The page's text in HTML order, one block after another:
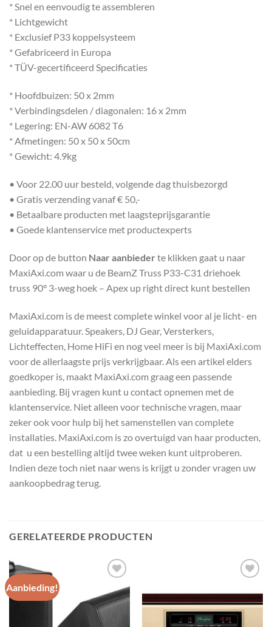
* Snel en eenvoudig te assembleren
* Lichtgewicht
* Exclusief P33 koppelsysteem
* Gefabriceerd in Europa
* TÜV-gecertificeerd Specificaties
* Hoofdbuizen: 50 x 2mm
* Verbindingsdelen / diagonalen: 16 x 2mm
* Legering: EN-AW 6082 T6
* Afmetingen: 50 x 50 x 50cm
* Gewicht: 4.9kg
• Voor 22.00 uur besteld, volgende dag thuisbezorgd
• Gratis verzending vanaf € 50,-
• Betaalbare producten met laagsteprijsgarantie
• Goede klantenservice met productexperts
Door op de button Naar aanbieder te klikken gaat u naar
MaxiAxi.com waar u de BeamZ Truss P33-C31 driehoek
truss 90° 3-weg hoek – Apex up right direct kunt bestellen
MaxiAxi.com is de meest complete winkel voor al je licht- en
geluidapparatuur. Speakers, DJ Gear, Versterkers,
Lichteffecten, Home HiFi en nog veel meer is bij MaxiAxi.com
voor de allerlaagste prijs verkrijgbaar. Als een artikel elders
goedkoper is, maakt MaxiAxi.com graag een passende
aanbieding. Bij vragen kunt u contact opnemen met de
klantenservice. Niet alleen voor technische vragen, maar
zeker ook voor hulp bij het samenstellen van complete
installaties. MaxiAxi.com is zo overtuigd van haar producten,
dat u een bestelling altijd twee weken kunt uitproberen.
Indien deze toch niet naar wens is krijgt u zonder vragen uw
aankoopbedrag terug.
GERELATEERDE PRODUCTEN
Aanbieding!
Toevoegen
aan
wenslijst
Toevoegen
aan
wenslijst